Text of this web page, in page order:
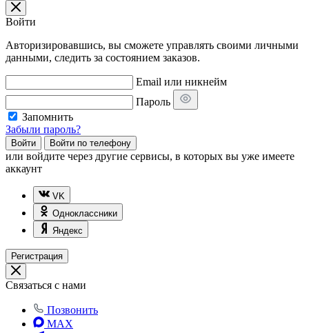
Войти
Авторизировавшись, вы сможете управлять своими личными
данными, следить за состоянием заказов.
Email или никнейм
Пароль
Запомнить
Забыли пароль?
Войти Войти по телефону
или войдите через другие сервисы, в которых вы уже имеете
аккаунт
VK
Одноклассники
Яндекс
Регистрация
Связаться с нами
Позвонить
MAX